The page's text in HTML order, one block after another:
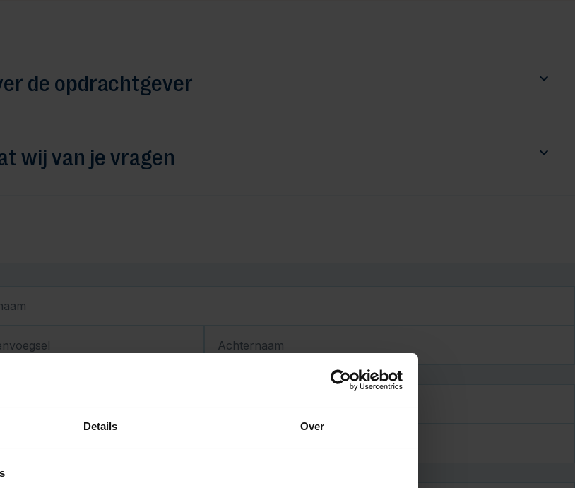
Details Over
de opdrachtgever
wij van je vragen
Achternaam